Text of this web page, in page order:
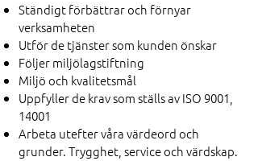
Ständigt förbättrar och förnyar
verksamheten
Utför de tjänster som kunden önskar
Följer miljölagstiftning
Miljö och kvalitetsmål
Uppfyller de krav som ställs av ISO 9001,
14001
Arbeta utefter våra värdeord och
grunder. Trygghet, service och värdskap.